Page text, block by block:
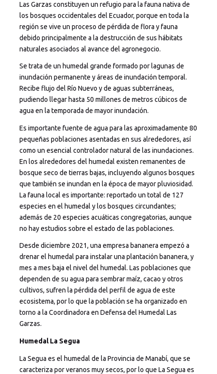
Las Garzas constituyen un refugio para la fauna nativa de
los bosques occidentales del Ecuador, porque en toda la
región se vive un proceso de pérdida de flora y fauna
debido principalmente a la destrucción de sus hábitats
naturales asociados al avance del agronegocio.
Se trata de un humedal grande formado por lagunas de
inundación permanente y áreas de inundación temporal.
Recibe flujo del Río Nuevo y de aguas subterráneas,
pudiendo llegar hasta 50 millones de metros cúbicos de
agua en la temporada de mayor inundación.
Es importante fuente de agua para las aproximadamente 80
pequeñas poblaciones asentadas en sus alrededores, así
como un esencial controlador natural de las inundaciones.
En los alrededores del humedal existen remanentes de
bosque seco de tierras bajas, incluyendo algunos bosques
que también se inundan en la época de mayor pluviosidad.
La fauna local es importante: reportado un total de 127
especies en el humedal y los bosques circundantes;
además de 20 especies acuáticas congregatorias, aunque
no hay estudios sobre el estado de las poblaciones.
Desde diciembre 2021, una empresa bananera empezó a
drenar el humedal para instalar una plantación bananera, y
mes a mes baja el nivel del humedal. Las poblaciones que
dependen de su agua para sembrar maíz, cacao y otros
cultivos, sufren la pérdida del perfil de agua de este
ecosistema, por lo que la población se ha organizado en
torno a la Coordinadora en Defensa del Humedal Las
Garzas.
Humedal La Segua
La Segua es el humedal de la Provincia de Manabí, que se
caracteriza por veranos muy secos, por lo que La Segua es